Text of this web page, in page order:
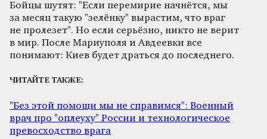
Бойцы шутят: "Если перемирие начнётся, мы
за месяц такую "зелёнку" вырастим, что враг
не пролезет". Но если серьёзно, никто не верит
в мир. После Мариуполя и Авдеевки все
понимают: Киев будет драться до последнего.
ЧИТАЙТЕ ТАКЖЕ:
"Без этой помощи мы не справимся": Военный
врач про "оплеуху" России и технологическое
превосходство врага